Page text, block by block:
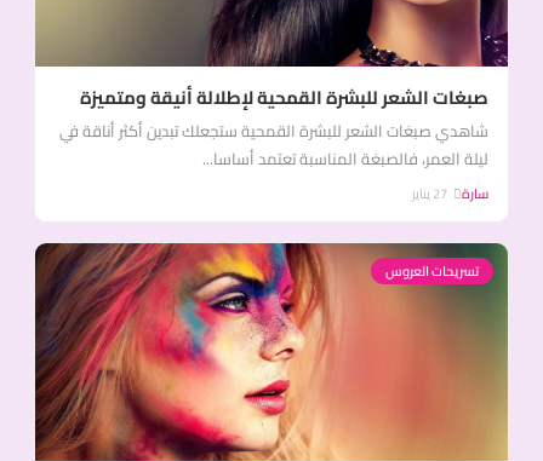
صبغات الشعر للبشرة القمحية لإطلالة أنيقة ومتميزة
شاهدي صبغات الشعر للبشرة القمحية ستجعلك تبدين أكثر أناقة في
ليلة العمر، فالصبغة المناسبة تعتمد أساسا...
سارة
تسريحات العروس